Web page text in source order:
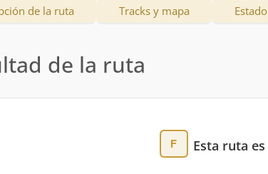
de la ruta Tracks y mapa
de la ruta
Esta ruta